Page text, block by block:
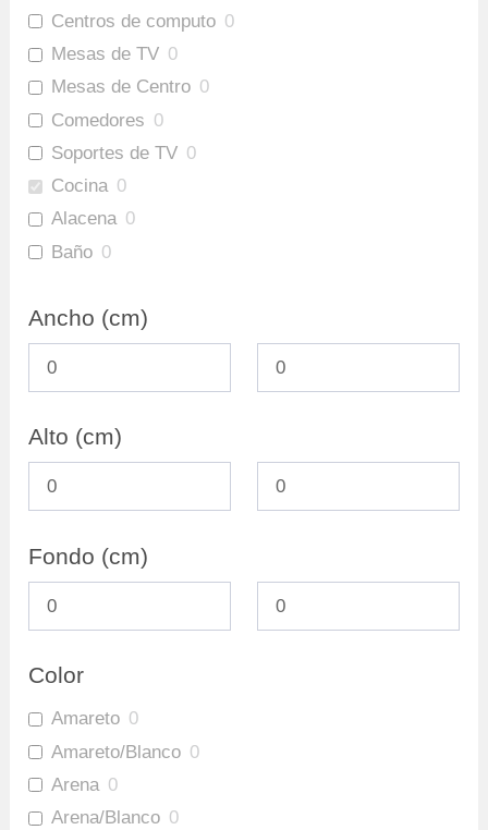
Centros de computo 0
Mesas de TV 0
Mesas de Centro 0
Comedores 0
Soportes de TV 0
Cocina 0
Alacena 0
Baño 0
Mueble Bar
Repisas 0
Ancho (cm)
Alto (cm)
Fondo (cm)
Color
Amareto 0
Amareto/Blanco 0
Arena 0
Arena/Blanco 0